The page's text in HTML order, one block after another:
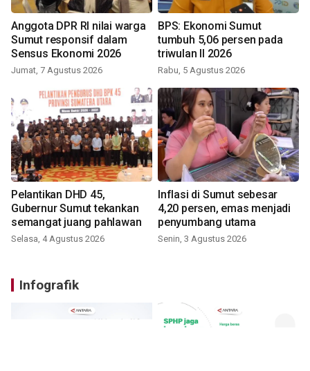
Anggota DPR RI nilai warga
Sumut responsif dalam
Sensus Ekonomi 2026
Jumat, 7 Agustus 2026
BPS: Ekonomi Sumut
tumbuh 5,06 persen pada
triwulan II 2026
Rabu, 5 Agustus 2026
Pelantikan DHD 45,
Gubernur Sumut tekankan
semangat juang pahlawan
Selasa, 4 Agustus 2026
Inflasi di Sumut sebesar
4,20 persen, emas menjadi
penyumbang utama
Senin, 3 Agustus 2026
Infografik